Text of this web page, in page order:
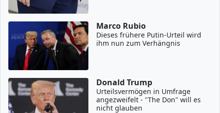
Marco Rubio
Dieses frühere Putin-Urteil wird
ihm nun zum Verhängnis
Donald Trump
Urteilsvermögen in Umfrage
angezweifelt - "The Don" will es
nicht glauben